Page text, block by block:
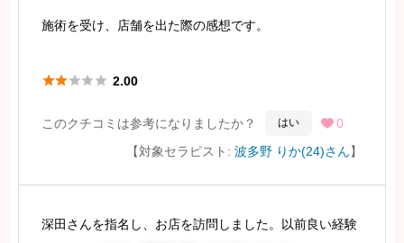
施術を受け、店舗を出た際の感想です。
まず、予約時と実際に
でしたが、それでも実際は写真と大きく異なっていまし
た。施術者は整形を施したような顔立ちで、笑顔もやや
 2.00
このクチコミは参考になりましたか？ はい  0
【対象セラピスト: 波多野 りか(24)さん】
深田さんを指名し、お店を訪問しました。以前良い経験